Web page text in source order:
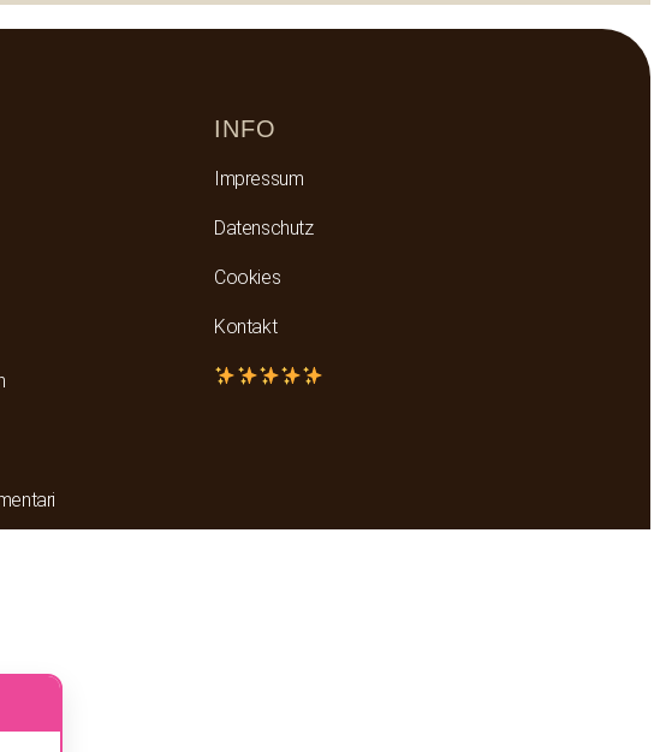
INFO
Impressum
Datenschutz
Cookies
Kontakt